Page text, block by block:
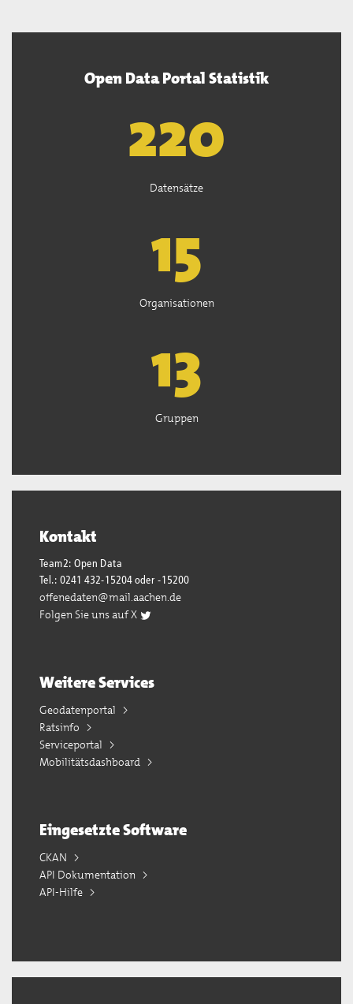
Open Data Portal Statistik
221
Datensätze
15
Organisationen
13
Gruppen
Kontakt
Team2: Open Data
Tel.: 0241 432-15204 oder -15200
offenedaten@mail.aachen.de
Folgen Sie uns auf X
Weitere Services
Geodatenportal
Ratsinfo
Serviceportal
Mobilitätsdashboard
Eingesetzte Software
CKAN
API Dokumentation
API-Hilfe